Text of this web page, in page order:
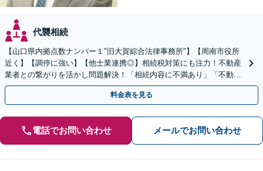
代襲相続
【山口県内拠点数ナンバー１"旧大賀綜合法律事務所"】【周南市役所
近く】【調停に強い】【他士業連携◎】相続税対策にも注力！不動産
業者との繋がりを活かし問題解決！「相続内容に不満あり」「不動産
の相続で揉めている」こんな方はご相談を！【遺言作成】
料金表を見る
電話でお問い合わせ メールでお問い合わせ